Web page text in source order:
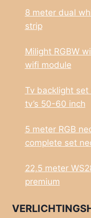
8 meter dual
strip
Milight RGBW
wifi module
Tv backlight set
tv’s 50-60 inch
5 meter RGB
complete set
22,5 meter
premium